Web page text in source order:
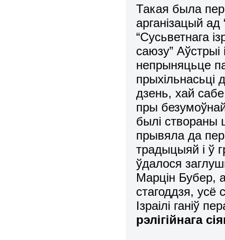
Такая была
арганізацый ад
“Сусьветнага
саюзу” Аўстрыі
непрыняцьце
прыхільнасьці
дзень, хай
пры
былі створаны
прывяла да
традыцыяй і ў
ўдалося
Марцін Бубер,
стагоддзя,
Ізраілі ганіў
рэлігійнага